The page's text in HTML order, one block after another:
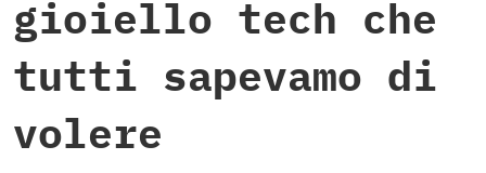
gioiello tech che
tutti sapevamo di
volere